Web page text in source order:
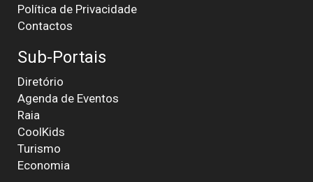
Política de Privacidade
Contactos
Sub-Portais
Diretório
Agenda de Eventos
Raia
CoolKids
Turismo
Economia